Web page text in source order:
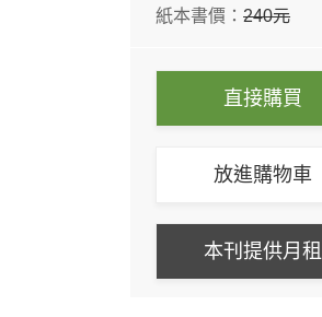
紙本書價：240元
直接購買
放進購物車
本刊提供月租